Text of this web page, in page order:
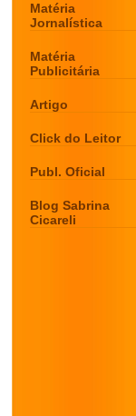
Matéria
Jornalística
Matéria
Publicitária
Artigo
Click do Leitor
Publ. Oficial
Blog Sabrina
Cicareli